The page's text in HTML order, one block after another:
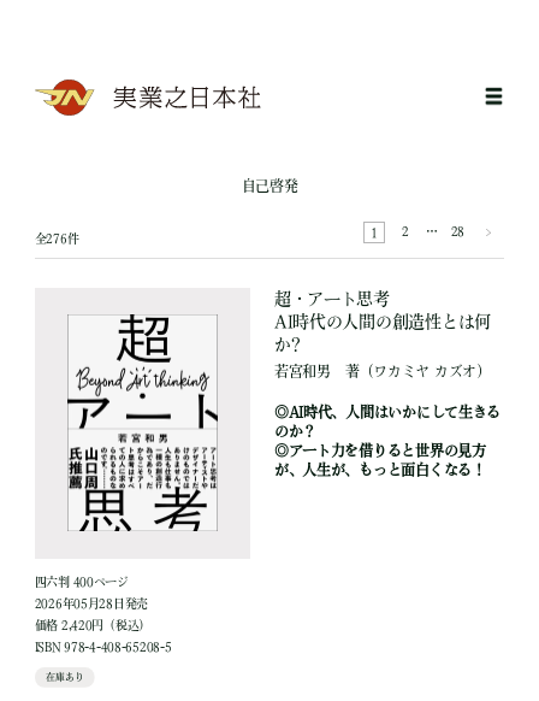
自己啓発
全276件 1 2 … 28
四六判 400ページ
2026年05月28日発売
価格 2,420円（税込）
ISBN 978-4-408-65208-5
在庫あり
超・アート思考
AI時代の人間の創造性とは何
か?
若宮和男 著（ワカミヤ カズオ）
◎AI時代、人間はいかにして生きる
のか？
◎アート力を借りると世界の見方
が、人生が、もっと面白くなる！